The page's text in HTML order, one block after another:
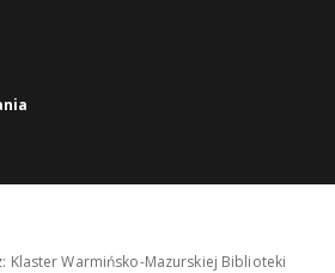
Klaster Warmińsko-Mazurskiej Biblioteki